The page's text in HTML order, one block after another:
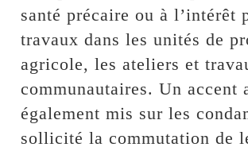
santé précaire ou à l’intérêt
travaux dans les unités de
agricole, les ateliers et
communautaires. Un accent
également mis sur les
sollicité la commutation de